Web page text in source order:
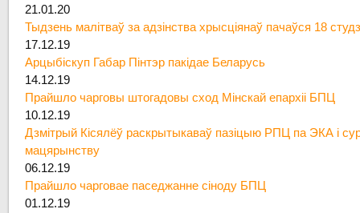
21.01.20
Тыдзень малітваў за адзінства хрысціянаў пачаўся 18
17.12.19
Арцыбіскуп Габар Пінтэр пакідае Беларусь
14.12.19
Прайшло чарговы штогадовы сход Мінскай епархіі БПЦ
10.12.19
Дзмітрый Кісялёў раскрытыкаваў пазіцыю РПЦ па ЭКА і
мацярынству
06.12.19
Прайшло чарговае паседжанне сіноду БПЦ
01.12.19